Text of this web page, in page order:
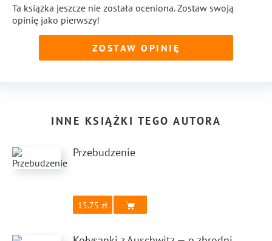
Ta książka jeszcze nie została oceniona. Zostaw swoją
opinię jako pierwszy!
ZOSTAW OPINIĘ
INNE KSIĄŻKI TEGO AUTORA
Przebudzenie
15.75